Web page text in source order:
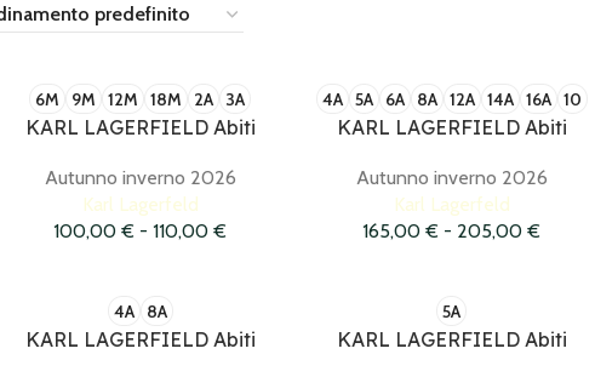
6M 9M 12M 18M 2A 3A
KARL LAGERFIELD Abiti
Autunno inverno 2026
Karl Lagerfeld
100,00 € - 110,00 €
4A 5A 6A 8A 12A 14A 16A 10
KARL LAGERFIELD Abiti
Autunno inverno 2026
Karl Lagerfeld
165,00 € - 205,00 €
4A 8A
KARL LAGERFIELD Abiti
5A
KARL LAGERFIELD Abiti